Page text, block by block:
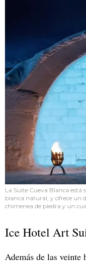
La Suite Cueva Blanca
blanca natural, y ofrece un
chimenea de piedra y un
Ice Hotel Art
Además de las veinte